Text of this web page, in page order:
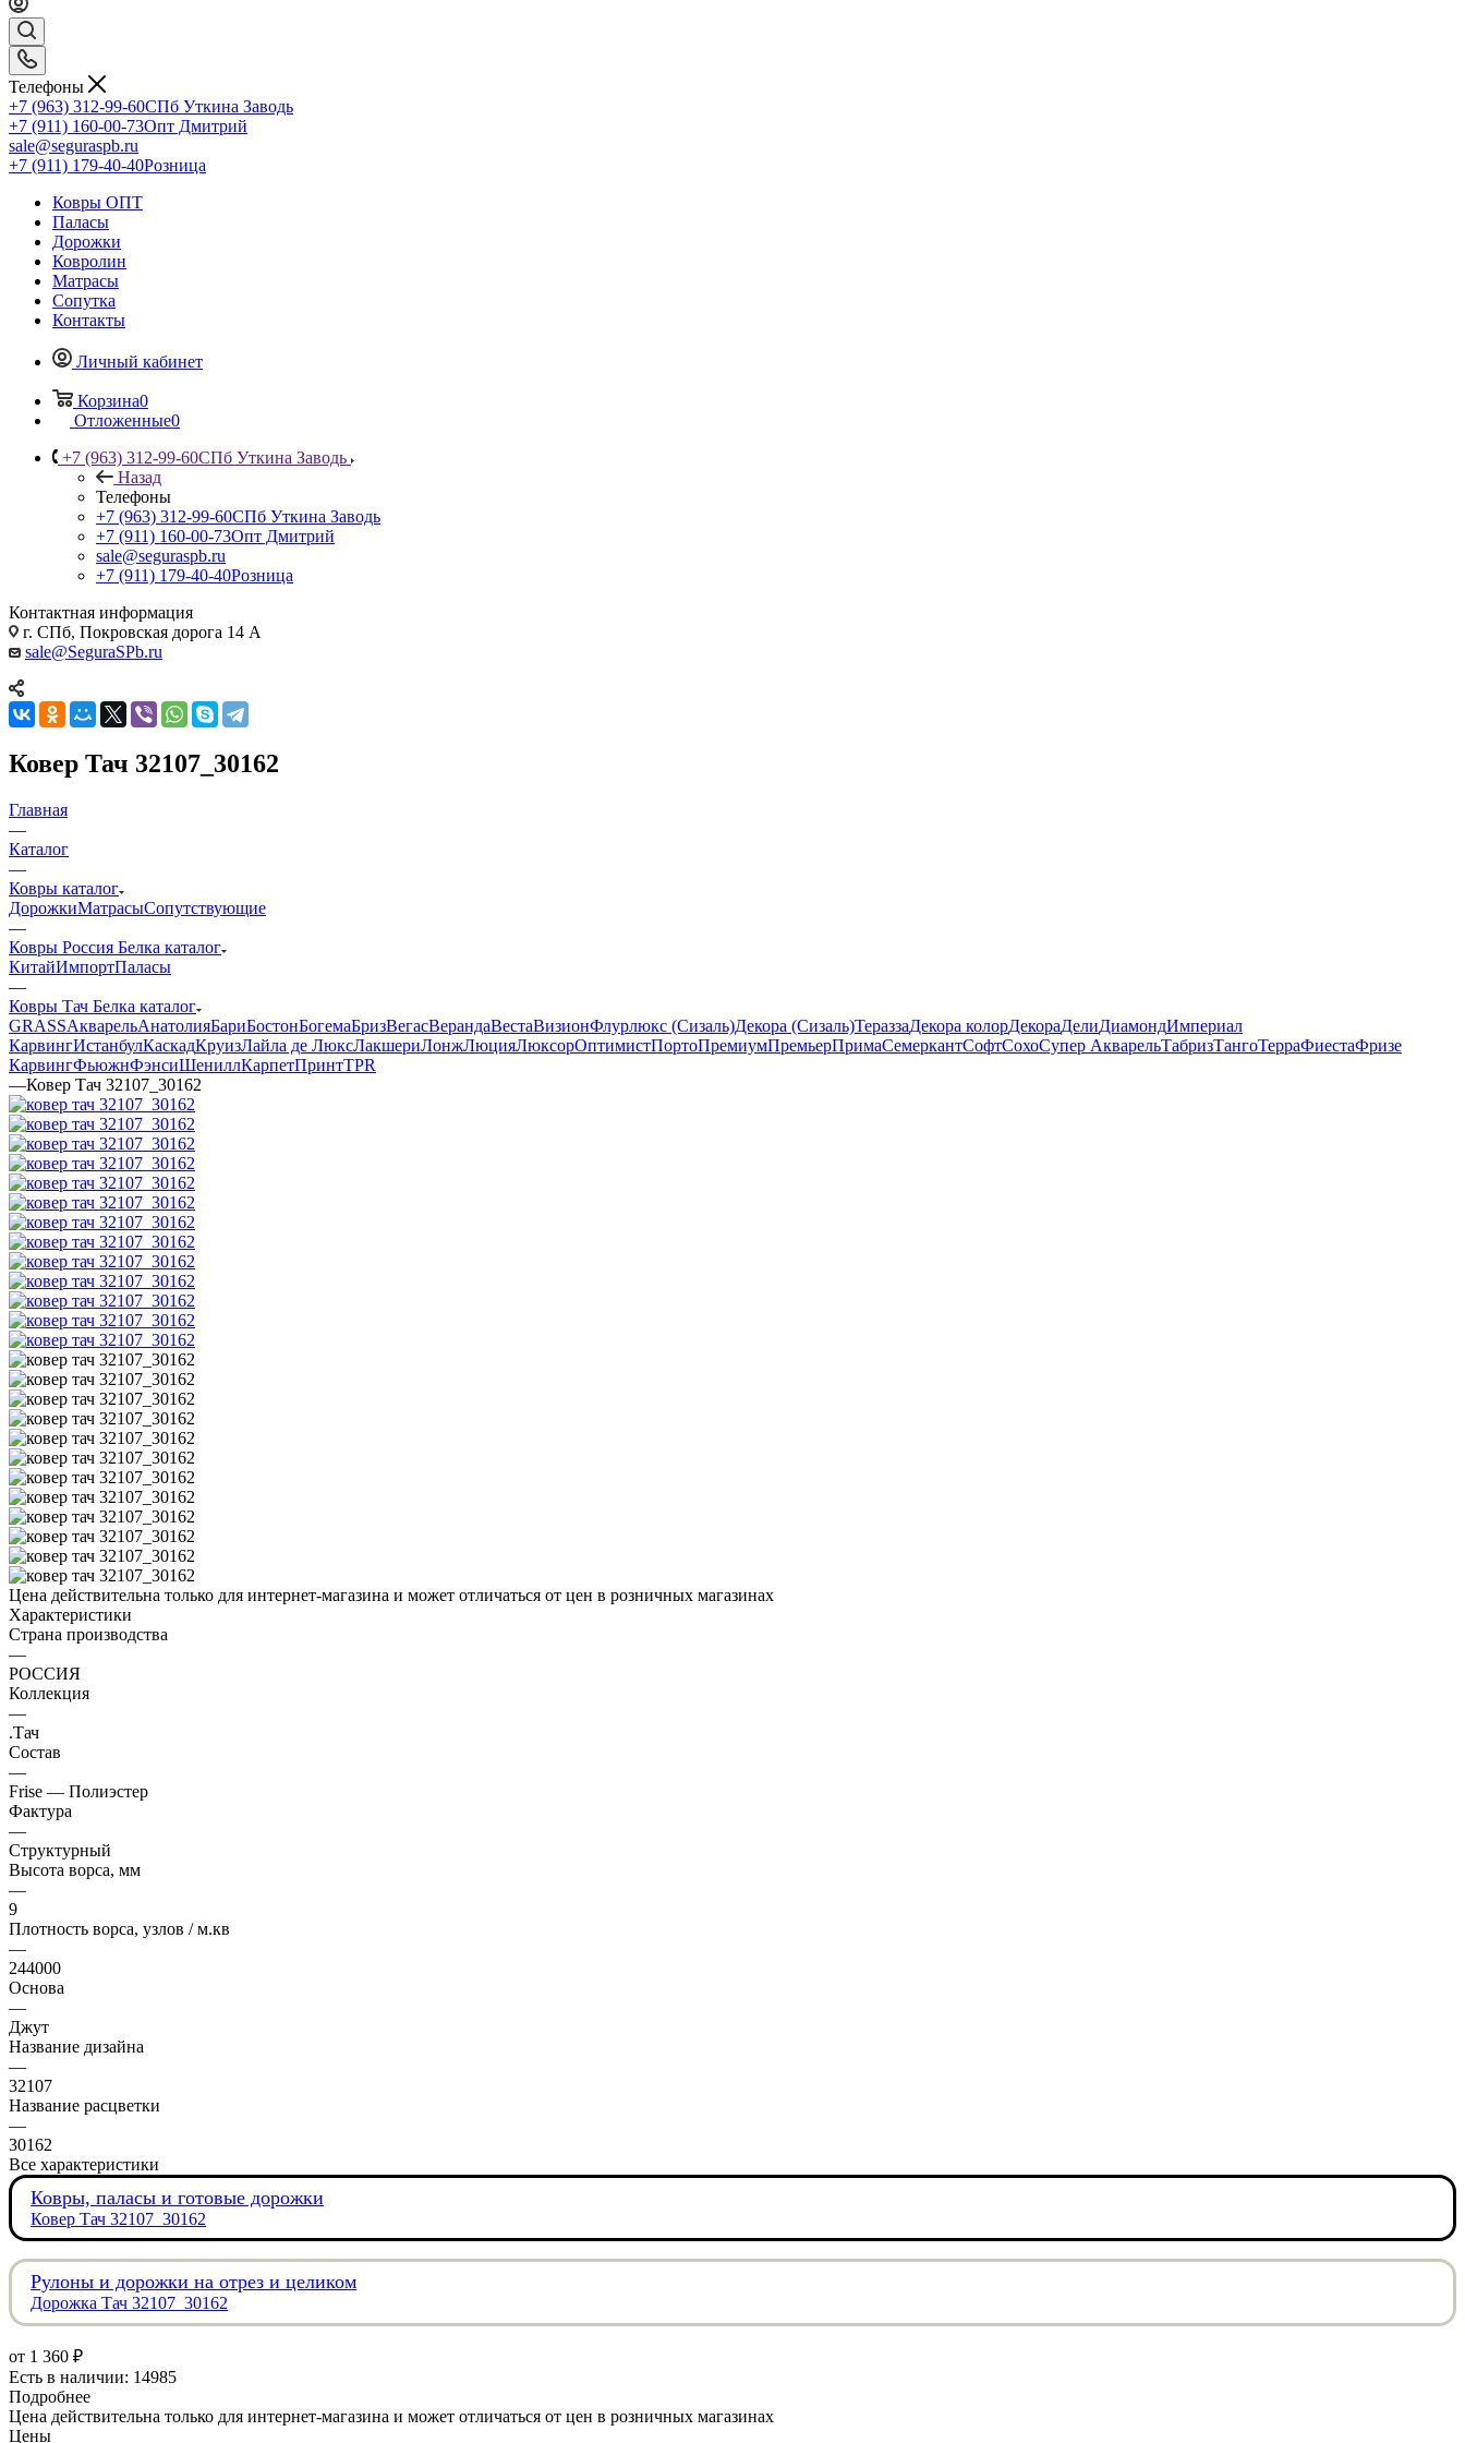
Телефоны
+7 (963) 312-99-60СПб Уткина Заводь
+7 (911) 160-00-73Опт Дмитрий
sale@seguraspb.ru
+7 (911) 179-40-40Розница
Ковры ОПТ
Паласы
Дорожки
Ковролин
Матрасы
Сопутка
Контакты
Личный кабинет
Корзина0
Отложенные0
+7 (963) 312-99-60СПб Уткина Заводь
Назад
Телефоны
+7 (963) 312-99-60СПб Уткина Заводь
+7 (911) 160-00-73Опт Дмитрий
sale@seguraspb.ru
+7 (911) 179-40-40Розница
Контактная информация
г. СПб, Покровская дорога 14 А
sale@SeguraSPb.ru
Ковер Тач 32107_30162
Главная
—
Каталог
—
Ковры каталог
ДорожкиМатрасыСопутствующие
—
Ковры Россия Белка каталог
КитайИмпортПаласы
—
Ковры Тач Белка каталог
GRASSАкварельАнатолияБариБостонБогемаБризВегасВерандаВестаВизионФлурлюкс (Сизаль)Декора (Сизаль)ТераззаДекора колорДекораДелиДиамондИмпериал
КарвингИстанбулКаскадКруизЛайла де ЛюксЛакшериЛонжЛюцияЛюксорОптимистПортоПремиумПремьерПримаСемеркантСофтСохоСупер АкварельТабризТангоТерраФиестаФризе
КарвингФьюжнФэнсиШениллКарпетПринтTPR
—Ковер Тач 32107_30162
Цена действительна только для интернет-магазина и может отличаться от цен в розничных магазинах
Характеристики
Страна производства
—
РОССИЯ
Коллекция
—
.Тач
Состав
—
Frise — Полиэстер
Фактура
—
Структурный
Высота ворса, мм
—
9
Плотность ворса, узлов / м.кв
—
244000
Основа
—
Джут
Название дизайна
—
32107
Название расцветки
—
30162
Все характеристики
Ковры, паласы и готовые дорожки
Ковер Тач 32107_30162
Рулоны и дорожки на отрез и целиком
Дорожка Тач 32107_30162
от 1 360 ₽
Есть в наличии: 14985
Подробнее
Цена действительна только для интернет-магазина и может отличаться от цен в розничных магазинах
Цены